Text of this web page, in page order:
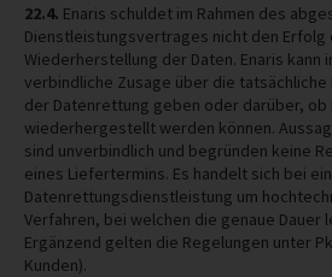
22.4. Enaris schuldet im Rahmen des
Dienstleistungsvertrages nicht den Erfolg
Wiederherstellung der Daten. Enaris kann
verbindliche Zusage über die tatsächliche
der Datenrettung geben oder darüber, ob
wiederhergestellt werden können.
sind unverbindlich und begründen keine
eines Liefertermins. Es handelt sich bei
Datenrettungsdienstleistung um
Verfahren, bei welchen die genaue Dauer
Ergänzend gelten die Regelungen unter
Kunden).